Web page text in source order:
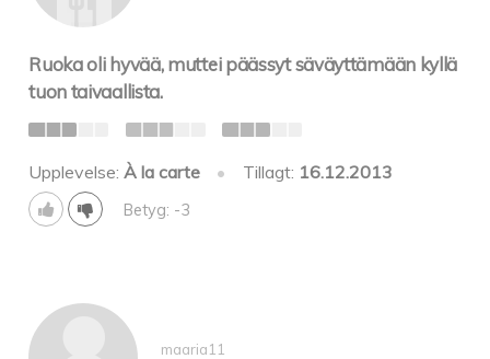
Ruoka oli hyvää, muttei päässyt säväyttämään kyllä
tuon taivaallista.
Upplevelse:À la carte • Tillagt: 16.12.2013
Betyg: -3
maaria11